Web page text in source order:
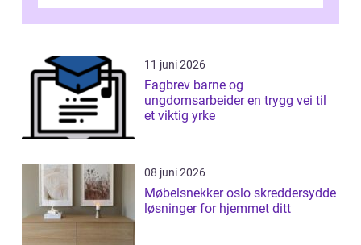
11 juni 2026
Fagbrev barne og
ungdomsarbeider en trygg vei til
et viktig yrke
08 juni 2026
Møbelsnekker oslo skreddersydde
løsninger for hjemmet ditt